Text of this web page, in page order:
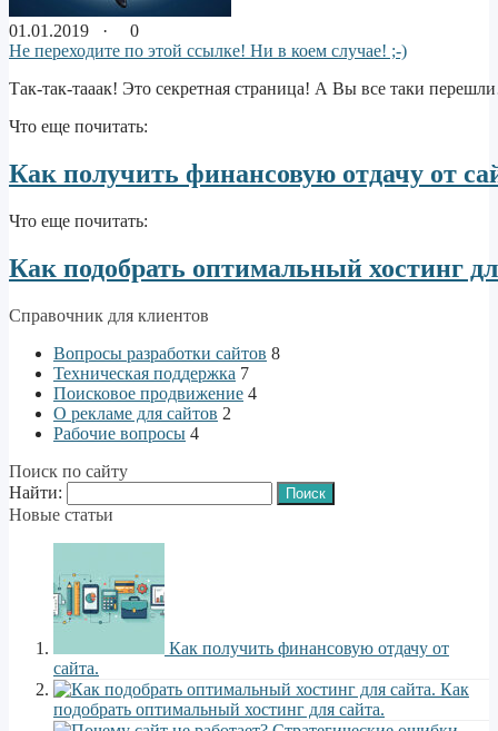
01.01.2019 ·
0
Не переходите по этой ссылке! Ни в коем случае! ;-)
Так-так-тааак! Это секретная страница! А Вы все таки
Что еще почитать:
Как получить финансовую отдачу от
Что еще почитать:
Как подобрать оптимальный хостинг
Справочник для клиентов
Вопросы разработки сайтов 8
Техническая поддержка 7
Поисковое продвижение 4
О рекламе для сайтов 2
Рабочие вопросы 4
Поиск по сайту
Найти:
Новые статьи
Как получить финансовую отдачу от
сайта.
Как
подобрать оптимальный хостинг для сайта.